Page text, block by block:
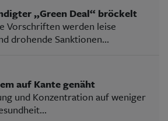
„Green Deal“ bröckelt
Vorschriften werden leise
drohende Sanktionen...
auf Kante genäht
und Konzentration auf weniger